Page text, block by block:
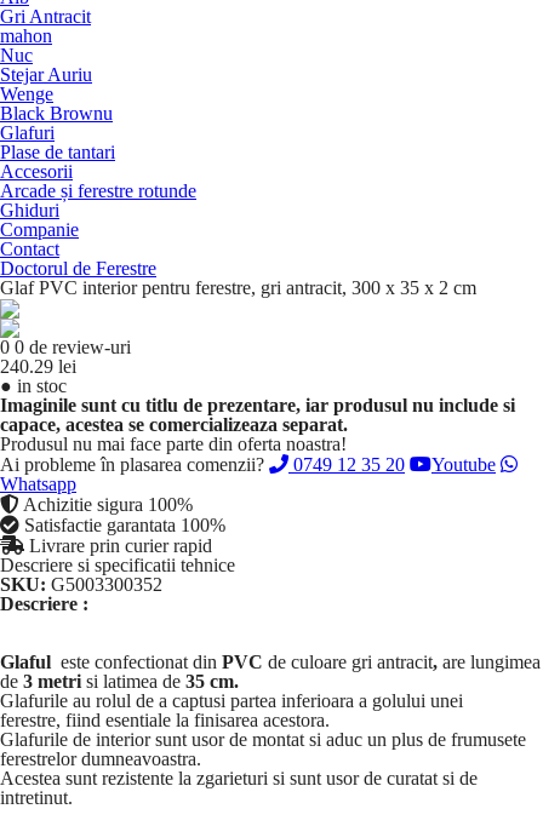
Gri Antracit
mahon
Nuc
Stejar Auriu
Wenge
Black Brownu
Glafuri
Plase de tantari
Accesorii
Arcade și ferestre rotunde
Ghiduri
Companie
Contact
Doctorul de Ferestre
Glaf PVC interior pentru ferestre, gri antracit, 300 x 35 x 2 cm
0 0 de review-uri
240.29 lei
● in stoc
Imaginile sunt cu titlu de prezentare, iar produsul nu include si
capace, acestea se comercializeaza separat.
Produsul nu mai face parte din oferta noastra!
Ai probleme în plasarea comenzii?
0749 12 35 20
Youtube
Whatsapp
Achizitie sigura 100%
Satisfactie garantata 100%
Livrare prin curier rapid
Descriere si specificatii tehnice
SKU: G5003300352
Descriere :
Glaful este confectionat din PVC de culoare gri antracit, are lungimea
de 3 metri si latimea de 35 cm.
Glafurile au rolul de a captusi partea inferioara a golului unei
ferestre, fiind esentiale la finisarea acestora.
Glafurile de interior sunt usor de montat si aduc un plus de frumusete
ferestrelor dumneavoastra.
Acestea sunt rezistente la zgarieturi si sunt usor de curatat si de
intretinut.